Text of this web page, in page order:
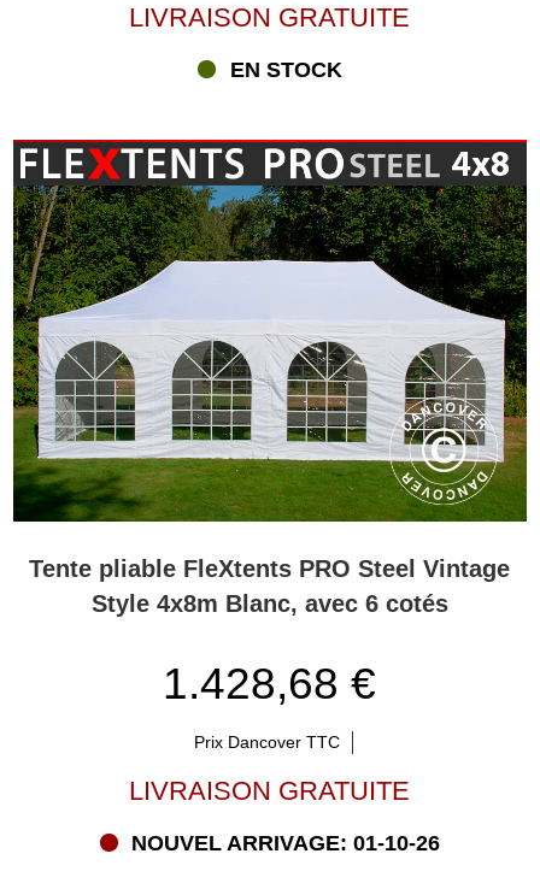
LIVRAISON GRATUITE
EN STOCK
Tente pliable FleXtents PRO Steel Vintage
Style 4x8m Blanc, avec 6 cotés
1.428,68 €
Prix Dancover TTC
LIVRAISON GRATUITE
NOUVEL ARRIVAGE: 01-10-26